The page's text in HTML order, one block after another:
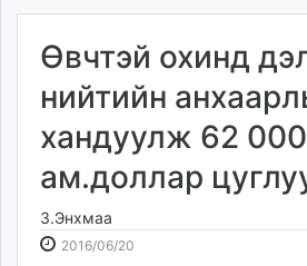
Бизнес ААН
Төрийн
dorgio.mn
Gogo.mn
news.mn
zindaa.mn
Өвчтэй охинд
нийтийн
хандуулж 62 000
ам.доллар
З.Энхмаа
2016/06/20